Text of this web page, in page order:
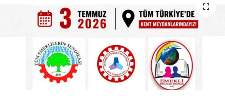
GENEL
GÜNDEM
HABERDE İNSAN